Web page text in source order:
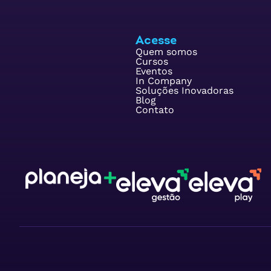
Acesse
Quem somos
Cursos
Eventos
In Company
Soluções Inovadoras
Blog
Contato